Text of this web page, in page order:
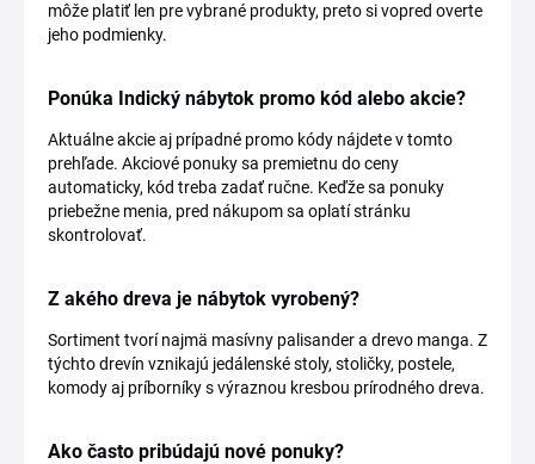
môže platiť len pre vybrané produkty, preto si vopred overte
jeho podmienky.
Ponúka Indický nábytok promo kód alebo akcie?
Aktuálne akcie aj prípadné promo kódy nájdete v tomto
prehľade. Akciové ponuky sa premietnu do ceny
automaticky, kód treba zadať ručne. Keďže sa ponuky
priebežne menia, pred nákupom sa oplatí stránku
skontrolovať.
Z akého dreva je nábytok vyrobený?
Sortiment tvorí najmä masívny palisander a drevo manga. Z
týchto drevín vznikajú jedálenské stoly, stoličky, postele,
komody aj príborníky s výraznou kresbou prírodného dreva.
Ako často pribúdajú nové ponuky?